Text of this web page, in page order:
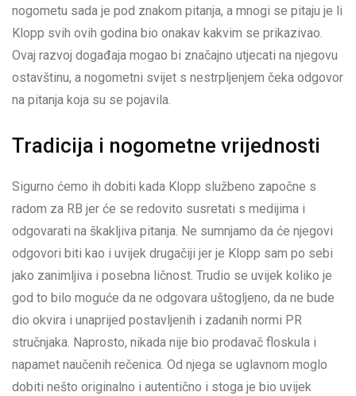
nogometu sada je pod znakom pitanja, a mnogi se pitaju je li
Klopp svih ovih godina bio onakav kakvim se prikazivao.
Ovaj razvoj događaja mogao bi značajno utjecati na njegovu
ostavštinu, a nogometni svijet s nestrpljenjem čeka odgovor
na pitanja koja su se pojavila.
Tradicija i nogometne vrijednosti
Sigurno ćemo ih dobiti kada Klopp službeno započne s
radom za RB jer će se redovito susretati s medijima i
odgovarati na škakljiva pitanja. Ne sumnjamo da će njegovi
odgovori biti kao i uvijek drugačiji jer je Klopp sam po sebi
jako zanimljiva i posebna ličnost. Trudio se uvijek koliko je
god to bilo moguće da ne odgovara uštogljeno, da ne bude
dio okvira i unaprijed postavljenih i zadanih normi PR
stručnjaka. Naprosto, nikada nije bio prodavač floskula i
napamet naučenih rečenica. Od njega se uglavnom moglo
dobiti nešto originalno i autentično i stoga je bio uvijek